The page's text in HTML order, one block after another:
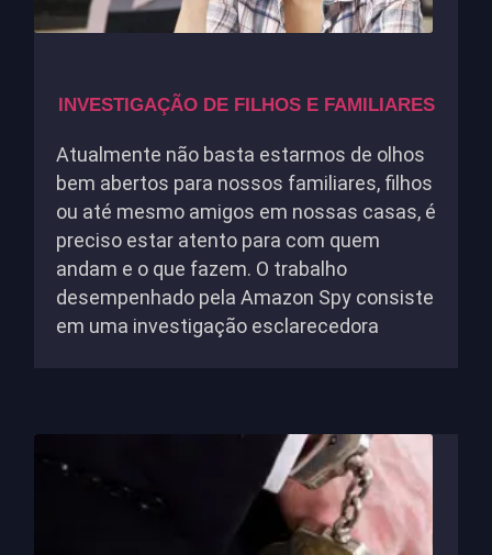
INVESTIGAÇÃO DE FILHOS E FAMILIARES
Atualmente não basta estarmos de olhos
bem abertos para nossos familiares, filhos
ou até mesmo amigos em nossas casas, é
preciso estar atento para com quem
andam e o que fazem. O trabalho
desempenhado pela Amazon Spy consiste
em uma investigação esclarecedora